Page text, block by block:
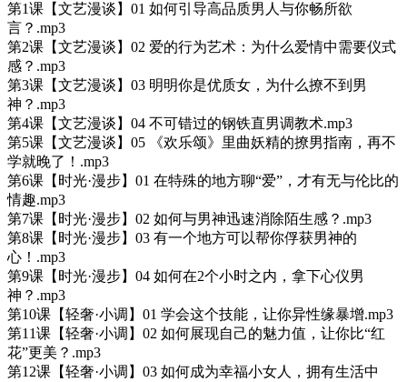
第1课【文艺漫谈】01 如何引导高品质男人与你畅所欲
言？.mp3
第2课【文艺漫谈】02 爱的行为艺术：为什么爱情中需要仪式
感？.mp3
第3课【文艺漫谈】03 明明你是优质女，为什么撩不到男
神？.mp3
第4课【文艺漫谈】04 不可错过的钢铁直男调教术.mp3
第5课【文艺漫谈】05 《欢乐颂》里曲妖精的撩男指南，再不
学就晚了！.mp3
第6课【时光·漫步】01 在特殊的地方聊“爱”，才有无与伦比的
情趣.mp3
第7课【时光·漫步】02 如何与男神迅速消除陌生感？.mp3
第8课【时光·漫步】03 有一个地方可以帮你俘获男神的
心！.mp3
第9课【时光·漫步】04 如何在2个小时之内，拿下心仪男
神？.mp3
第10课【轻奢·小调】01 学会这个技能，让你异性缘暴增.mp3
第11课【轻奢·小调】02 如何展现自己的魅力值，让你比“红
花”更美？.mp3
第12课【轻奢·小调】03 如何成为幸福小女人，拥有生活中